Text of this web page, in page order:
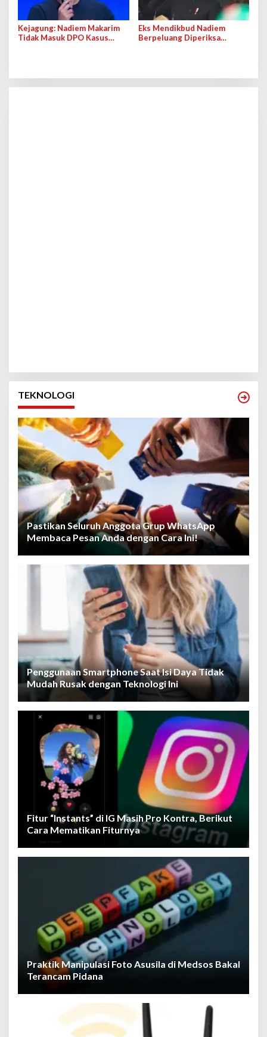
Kejagung: Nadiem Makarim
Tidak Masuk DPO Kasus
Eks Mendikbud Nadiem
Berpeluang Diperiksa
TEKNOLOGI
Pastikan Seluruh Anggota Grup WhatsApp
Membaca Pesan Anda dengan Cara Ini!
Penggunaan Smartphone Saat Isi Daya Tidak
Mudah Rusak dengan Teknologi Ini
Fitur “Instants” di IG Masih Pro Kontra, Berikut
Cara Mematikan Fiturnya
Praktik Manipulasi Foto Asusila di Medsos Bakal
Terancam Pidana